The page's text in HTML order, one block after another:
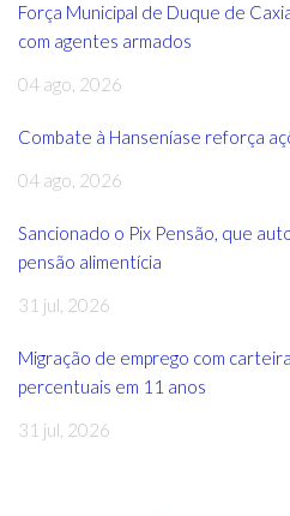
Força Municipal de Duque de
com agentes armados
04 ago, 2026
Combate à Hanseníase reforça
04 ago, 2026
Sancionado o Pix Pensão, que
pensão alimentícia
31 jul, 2026
Migração de emprego com
percentuais em 11 anos
31 jul, 2026